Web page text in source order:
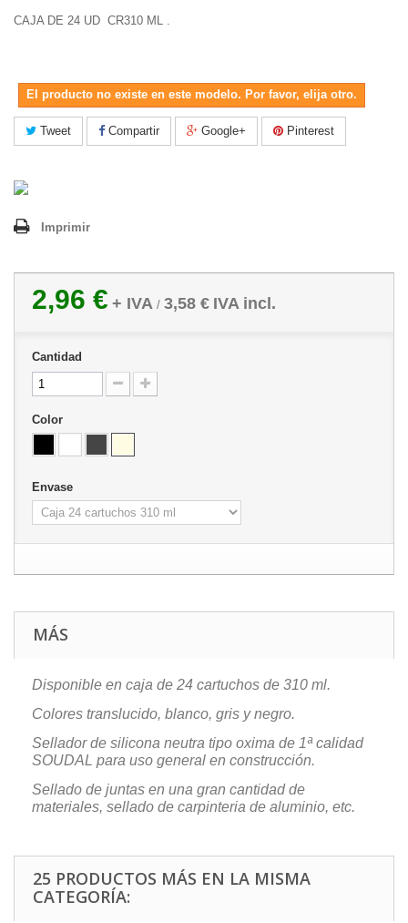
CAJA DE 24 UD CR310 ML .
El producto no existe en este modelo. Por favor, elija otro.
Tweet Compartir Google+ Pinterest
Imprimir
2,96 € + IVA / 3,58 € IVA incl.
Cantidad
Color
Envase
MÁS
Disponible en caja de 24 cartuchos de 310 ml.
Colores translucido, blanco, gris y negro.
Sellador de silicona neutra tipo oxima de 1ª calidad
SOUDAL para uso general en construcción.
Sellado de juntas en una gran cantidad de
materiales, sellado de carpinteria de aluminio, etc.
25 PRODUCTOS MÁS EN LA MISMA
CATEGORÍA: